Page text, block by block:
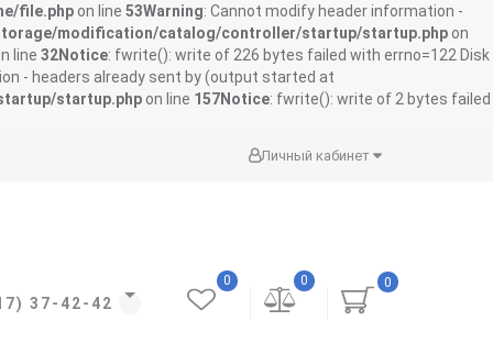
file.php on line 53Warning: Cannot modify header information -
modification/catalog/controller/startup/startup.php on
line 32Notice: fwrite(): write of 226 bytes failed with errno=122 Disk
- headers already sent by (output started at
startup.php on line 157Notice: fwrite(): write of 2 bytes failed
Личный кабинет
37-42-42
0
0
0